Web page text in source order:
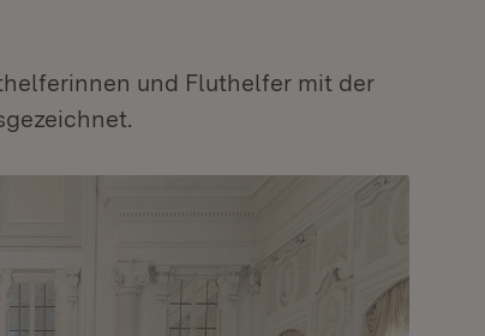
und Fluthelfer mit der